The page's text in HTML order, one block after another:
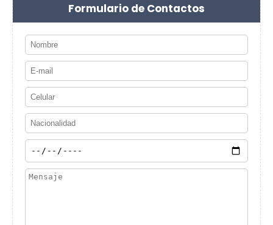
Formulario de Contactos